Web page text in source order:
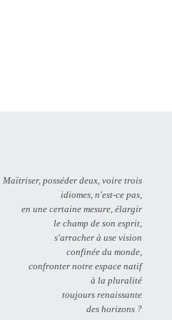
Maïtriser, posséder deux, voire trois
idiomes, n'est-ce pas,
en une certaine mesure, élargir
le champ de son esprit,
s'arracher à use vision
confinée du monde,
confronter notre espace natif
à la pluralité
toujours renaissante
des horizons ?